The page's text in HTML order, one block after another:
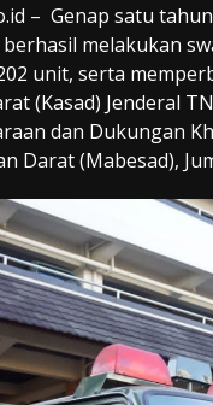
– Genap satu
melakukan
unit, serta
(Kasad) Jenderal
dan Dukungan
Darat (Mabesad),